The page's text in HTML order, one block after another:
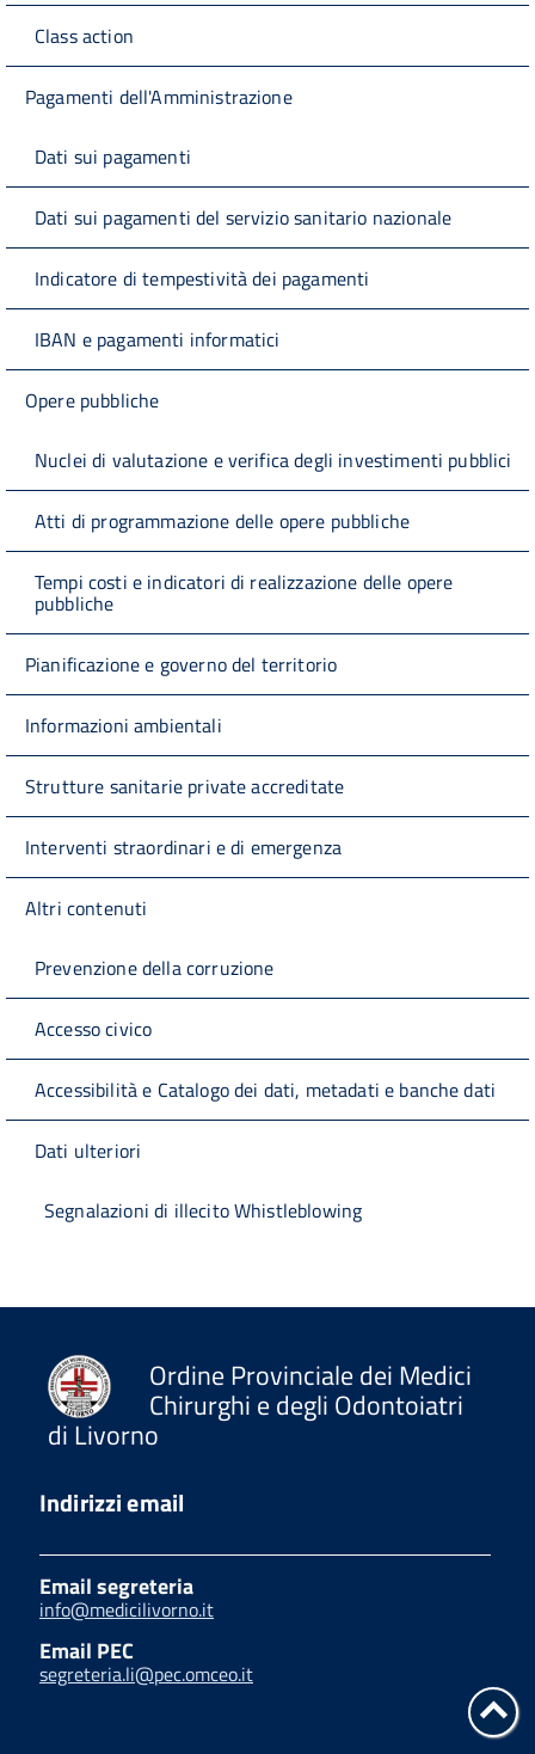
Class action
Pagamenti dell'Amministrazione
Dati sui pagamenti
Dati sui pagamenti del servizio sanitario nazionale
Indicatore di tempestività dei pagamenti
IBAN e pagamenti informatici
Opere pubbliche
Nuclei di valutazione e verifica degli investimenti pubblici
Atti di programmazione delle opere pubbliche
Tempi costi e indicatori di realizzazione delle opere
pubbliche
Pianificazione e governo del territorio
Informazioni ambientali
Strutture sanitarie private accreditate
Interventi straordinari e di emergenza
Altri contenuti
Prevenzione della corruzione
Accesso civico
Accessibilità e Catalogo dei dati, metadati e banche dati
Dati ulteriori
Segnalazioni di illecito Whistleblowing
Ordine Provinciale dei Medici
Chirurghi e degli Odontoiatri
di Livorno
Indirizzi email
Email segreteria
info@medicilivorno.it
Email PEC
segreteria.li@pec.omceo.it
su